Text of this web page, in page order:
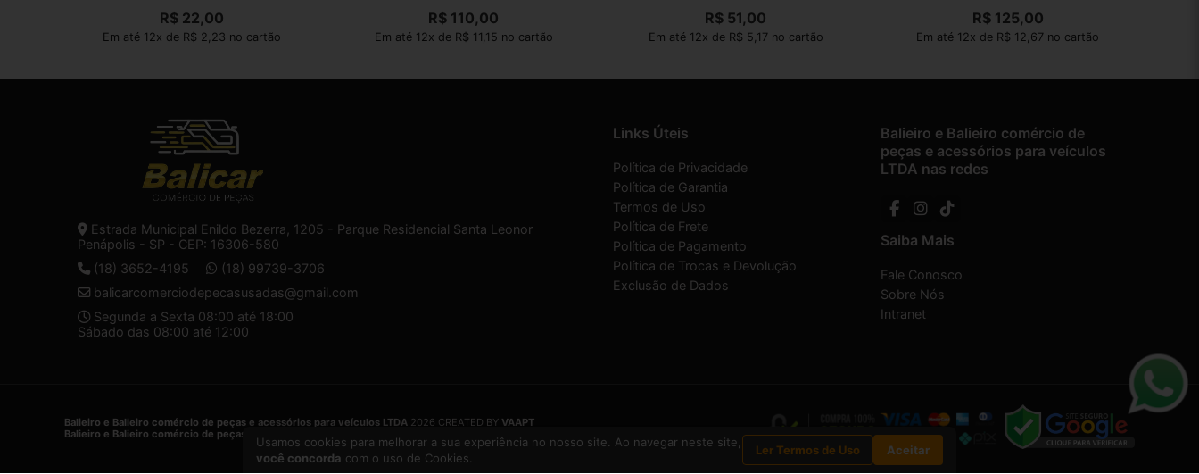
R$22,00
Em até 12x de R$ 2,23 no cartão
R$ 110,00
Em até 12x de R$ 11,15 no cartão
R$ 51,00
Em até 12x de R$ 5,17 no cartão
R$125,00
Em até 12x de R$ 12,67 no cartão
Estrada Municipal Enildo Bezerra, 1205 - Parque Residencial Santa Leonor
Penápolis - SP - CEP: 16306-580
(18) 3652-4195
(18) 99739-3706
balicarcomerciodepecasusadas@gmail.com
Segunda a Sexta 08:00 até 18:00
Sábado das 08:00 até 12:00
Links Úteis
Política de Privacidade
Política de Garantia
Termos de Uso
Política de Frete
Política de Pagamento
Política de Trocas e Devolução
Exclusão de Dados
Balieiro e Balieiro comércio de
peças e acessórios para veículos
LTDA nas redes
Saiba Mais
Fale Conosco
Sobre Nós
Intranet
Balieiro e Balieiro comércio de peças e acessórios para veículos LTDA 2026 CREATED BY VAAPT
Balieiro e Balieiro comércio de peças e acessórios para veículos LTDA
Usamos cookies para melhorar a sua experiência no nosso site. Ao navegar neste site,
você concorda com o uso de Cookies.
Ler Termos de Uso Aceitar